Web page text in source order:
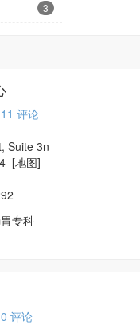
3
11 评论
Suite 3n
[地图]
专科
0 评论